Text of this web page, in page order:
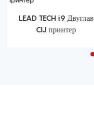
LEAD TECH i9 Двуглав
CIJ принтер